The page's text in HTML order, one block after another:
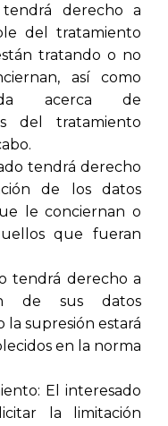
tendrá derecho a
del tratamiento
tratando o no
así como
acerca de
del tratamiento
tendrá derecho
de los datos
le conciernan o
que fueran
tendrá derecho a
de sus datos
la supresión estará
en la norma
El interesado
la limitación